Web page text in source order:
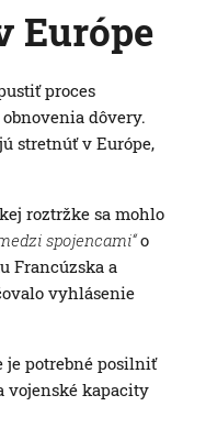
Európe
proces
dôvery.
stretnúť v Európe,
roztržke sa mohlo
spojencami“o
Francúzska a
vyhlásenie
je potrebné posilniť
vojenské kapacity